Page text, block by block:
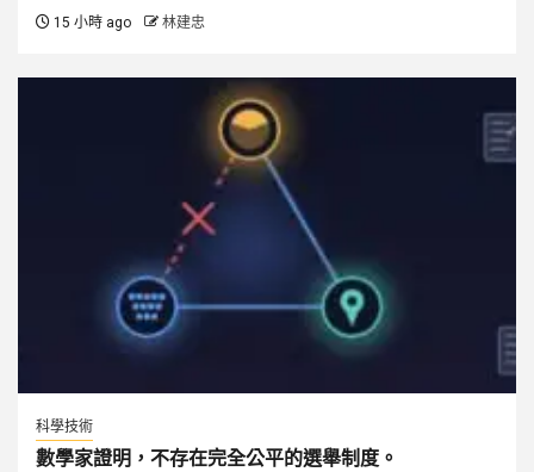
15 小時 ago 林建忠
科學技術
數學家證明，不存在完全公平的選舉制度。